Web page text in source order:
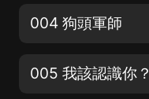
004 狗頭軍師
005 我該認識你？